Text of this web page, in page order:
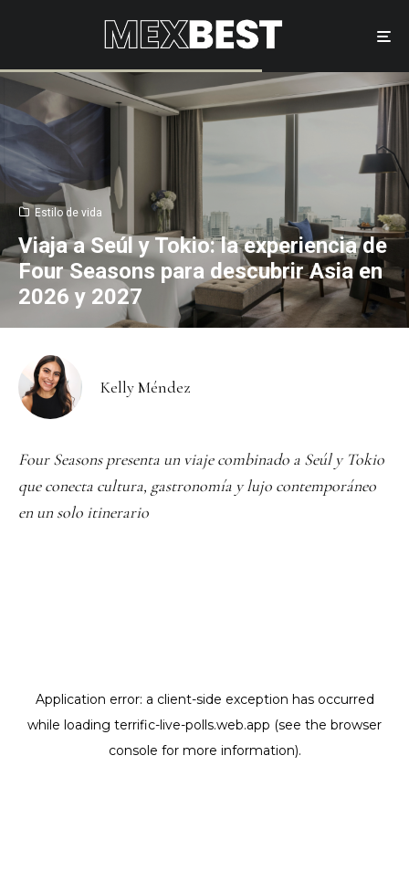
Estilo de vida
Viaja a Seúl y Tokio: la experiencia de
Four Seasons para descubrir Asia en
2026 y 2027
Kelly Méndez
Four Seasons presenta un viaje combinado a Seúl y Tokio
que conecta cultura, gastronomía y lujo contemporáneo
en un solo itinerario